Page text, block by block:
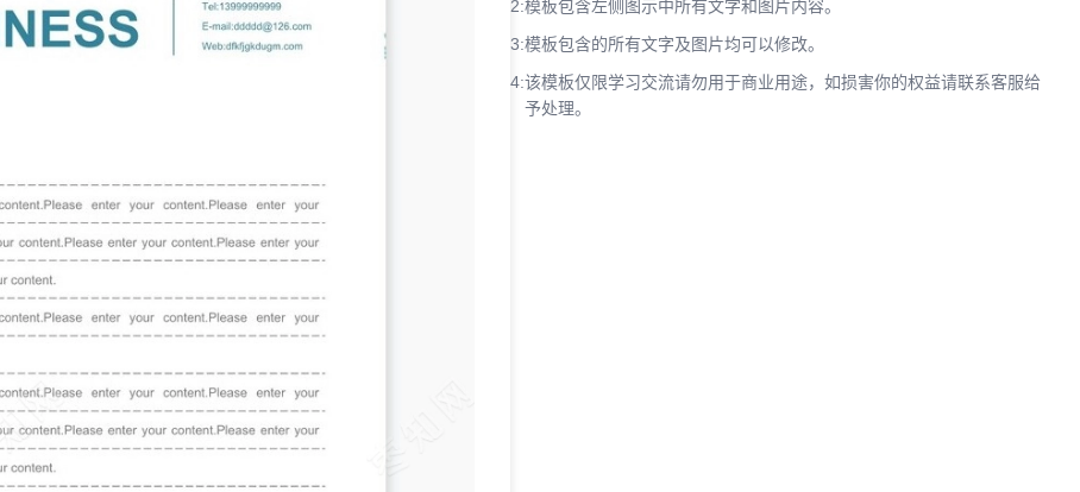
2:模板包含左侧图示中所有文字和图片内容。
3:模板包含的所有文字及图片均可以修改。
4:该模板仅限学习交流请勿用于商业用途，如损害你的权益请联系客服给
予处理。